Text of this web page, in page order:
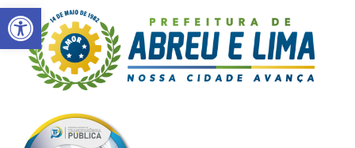
Abrir a barra de ferramentas
Skip
to
content